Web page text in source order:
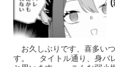
お久しぶりです、喜多い
す。 タイトル通り、身バ